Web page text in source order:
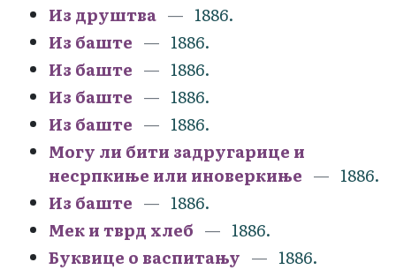
Из друштва
1886.
Из баште
1886.
Из баште
1886.
Из баште
1886.
Из баште
1886.
Могу ли бити задругарице и
несрпкиње или иноверкиње
1886.
Из баште
1886.
Мек и тврд хлеб
1886.
Буквице о васпитању
1886.